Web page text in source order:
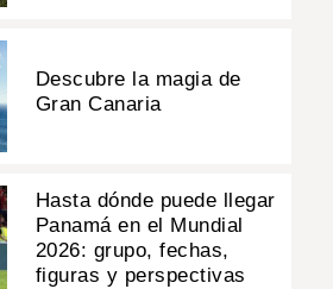
Descubre la magia de
Gran Canaria
Hasta dónde puede llegar
Panamá en el Mundial
2026: grupo, fechas,
figuras y perspectivas